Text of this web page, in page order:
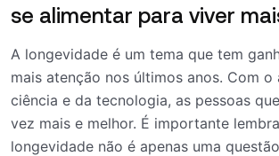
se alimentar para viver
A longevidade é um tema que tem
mais atenção nos últimos anos. Com o
ciência e da tecnologia, as pessoas
vez mais e melhor. É importante
longevidade não é apenas uma